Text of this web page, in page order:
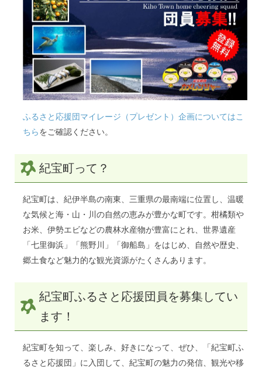
ふるさと応援団マイレージ（プレゼント）企画についてはこ
ちらをご確認ください。
紀宝町って？
紀宝町は、紀伊半島の南東、三重県の最南端に位置し、温暖
な気候と海・山・川の自然の恵みが豊かな町です。柑橘類や
お米、伊勢エビなどの農林水産物が豊富にとれ、世界遺産
「七里御浜」「熊野川」「御船島」をはじめ、自然や歴史、
郷土食など魅力的な観光資源がたくさんあります。
紀宝町ふるさと応援団員を募集してい
ます！
紀宝町を知って、楽しみ、好きになって、ぜひ、「紀宝町ふ
るさと応援団」に入団して、紀宝町の魅力の発信、観光や移